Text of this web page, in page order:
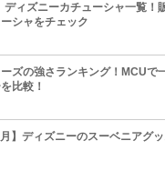
ディズニーカチューシャ一覧！
シャをチェック
ズの強さランキング！MCUで
比較！
月】ディズニーのスーベニアグ